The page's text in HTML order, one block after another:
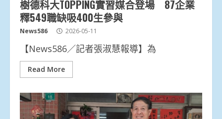
樹德科大TOPPING實習媒合登場 87企業
釋549職缺吸400生參與
News586 2026-05-11
【News586／記者張淑慧報導】為
Read More